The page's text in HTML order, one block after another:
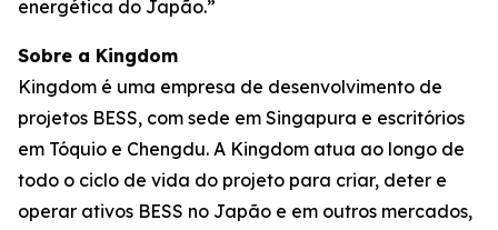
energética do Japão.”
Sobre a Kingdom
Kingdom é uma empresa de desenvolvimento de
projetos BESS, com sede em Singapura e escritórios
em Tóquio e Chengdu. A Kingdom atua ao longo de
todo o ciclo de vida do projeto para criar, deter e
operar ativos BESS no Japão e em outros mercados,